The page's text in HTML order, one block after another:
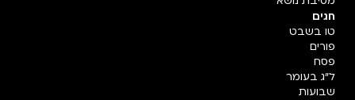
חגים
טו בשבט
פורים
פסח
ל"ג בעומר
שבועות